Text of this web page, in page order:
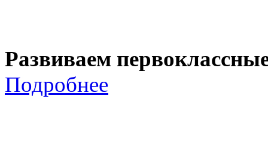
Развиваем
Подробнее